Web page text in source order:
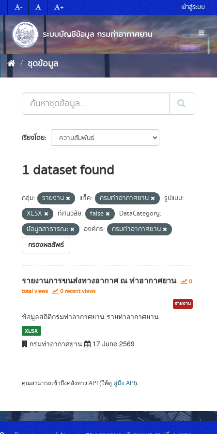
to
content
- + เข้าสู่ระบบ
ชุดข้อมูล
เรียงโดย
1 dataset found
กลุ่ม: รายงาน แท็ค: กรมท่าอากาศยาน
รูปแบบ:
XLSX
ทัศนวิสัย: false
DataCategory:
ข้อมูลสาธารณะ
องค์กร:
กรมท่าอากาศยาน
กรองผลลัพธ์
รายงานการขนส่งทางอากาศ ณ ท่าอากาศยาน
0
total views
0 recent views
รายงาน
ข้อมูลสถิติกรมท่าอากาศยาน รายท่าอากาศยาน
XLSX
กรมท่าอากาศยาน 17 June 2569
คุณสามารถเข้าถึงคลังทาง API (ให้ดู คู่มือ API).